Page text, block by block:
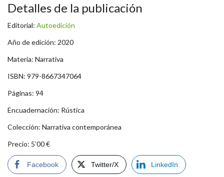
Detalles de la publicación
Editorial: Autoedición
Año de edición: 2020
Materia: Narrativa
ISBN: 979-8667347064
Páginas: 94
Encuadernación: Rústica
Colección: Narrativa contemporánea
Precio: 5’00 €
Facebook Twitter/X LinkedIn